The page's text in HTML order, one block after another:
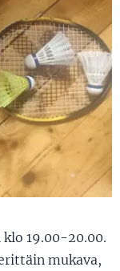
19.00-20.00.
mukava,